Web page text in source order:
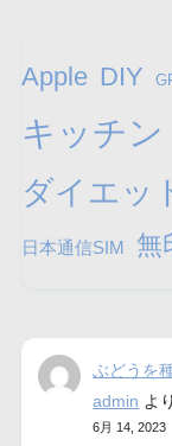
Apple DIY
キッチン
ダイエッ
日本通信SIM 無
ぶどうを
admin より
6月 14, 2023